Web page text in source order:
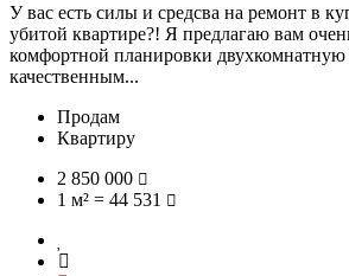
У вас есть силы и средсва на ремонт в
убитой квартире?! Я предлагаю вам
комфортной планировки двухкомнатную
качественным...
Продам
Квартиру
2 850 000
1 м² = 44 531